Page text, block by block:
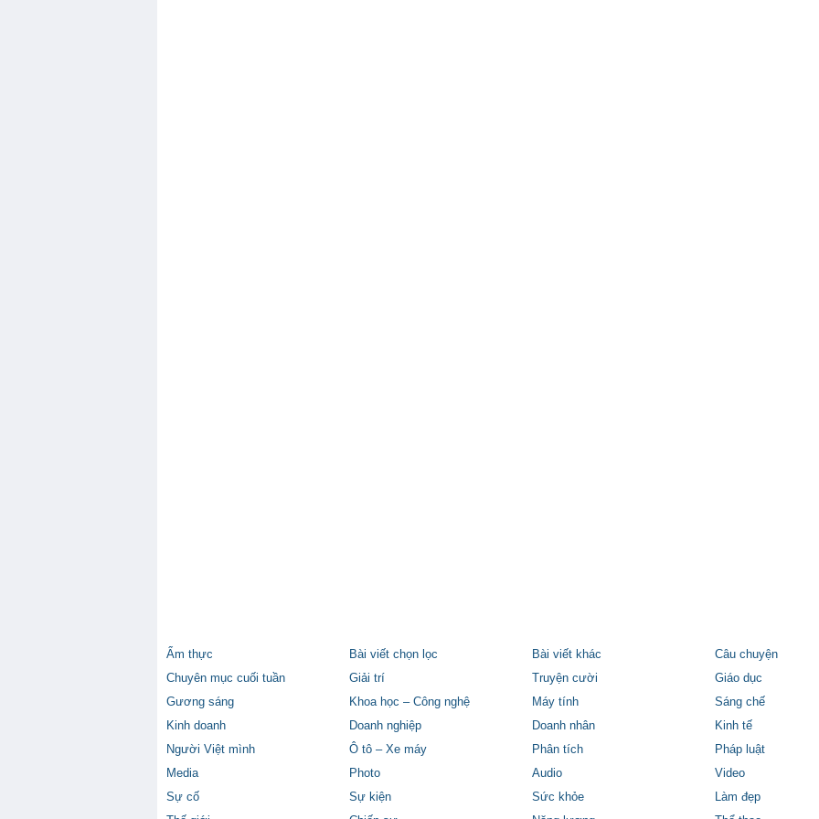
Ẩm thực Bài viết chọn lọc Bài viết khác Câu chuyện
Chuyên mục cuối tuần
Giải trí Truyện cười Giáo dục
Gương sáng
Khoa học – Công nghệ Máy tính Sáng chế
Kinh doanh
Doanh nghiệp Doanh nhân Kinh tế
Người Việt mình
Ô tô – Xe máy Phân tích Pháp luật
Media
Photo Audio Video
Sự cố
Sự kiện Sức khỏe Làm đẹp